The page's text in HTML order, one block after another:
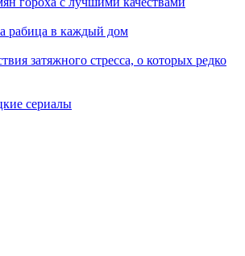
рабица в каждый дом
затяжного стресса, о которых редко
сериалы